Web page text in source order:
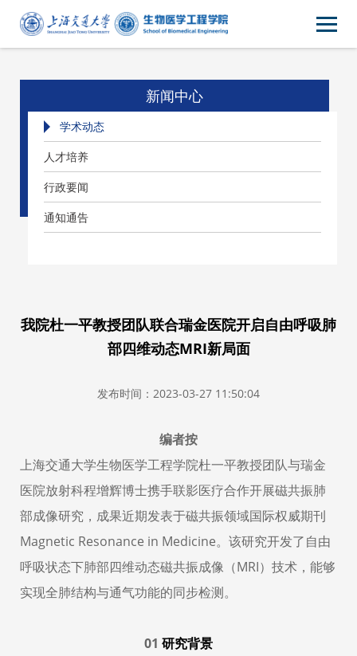
新闻中心
学术动态
人才培养
行政要闻
通知通告
我院杜一平教授团队联合瑞金医院开启自由呼吸肺
部四维动态MRI新局面
发布时间：2023-03-27 11:50:04
编者按
上海交通大学生物医学工程学院杜一平教授团队与瑞金
医院放射科程增辉博士携手联影医疗合作开展磁共振肺
部成像研究，成果近期发表于磁共振领域国际权威期刊
Magnetic Resonance in Medicine。该研究开发了自由
呼吸状态下肺部四维动态磁共振成像（MRI）技术，能够
实现全肺结构与通气功能的同步检测。
01 研究背景